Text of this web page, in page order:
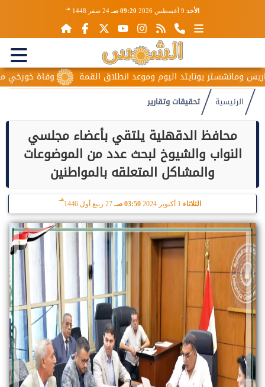
الأحد 09:20 صـ 24 صفر 1448 هـ
وفاة خورخي ميسي والد يونايتد اليوم وموعد انطلاق القمة
الرئيسية تحقيقات وتقارير
محافظ الدقهلية يلتقي بأعضاء مجلسي
النواب والشيوخ لبحث عدد من الموضوعات
والمشاكل المتعلقه بالمواطنين
الثلاثاء 03:50 صـ 27 ربيع أول 1446
هـ